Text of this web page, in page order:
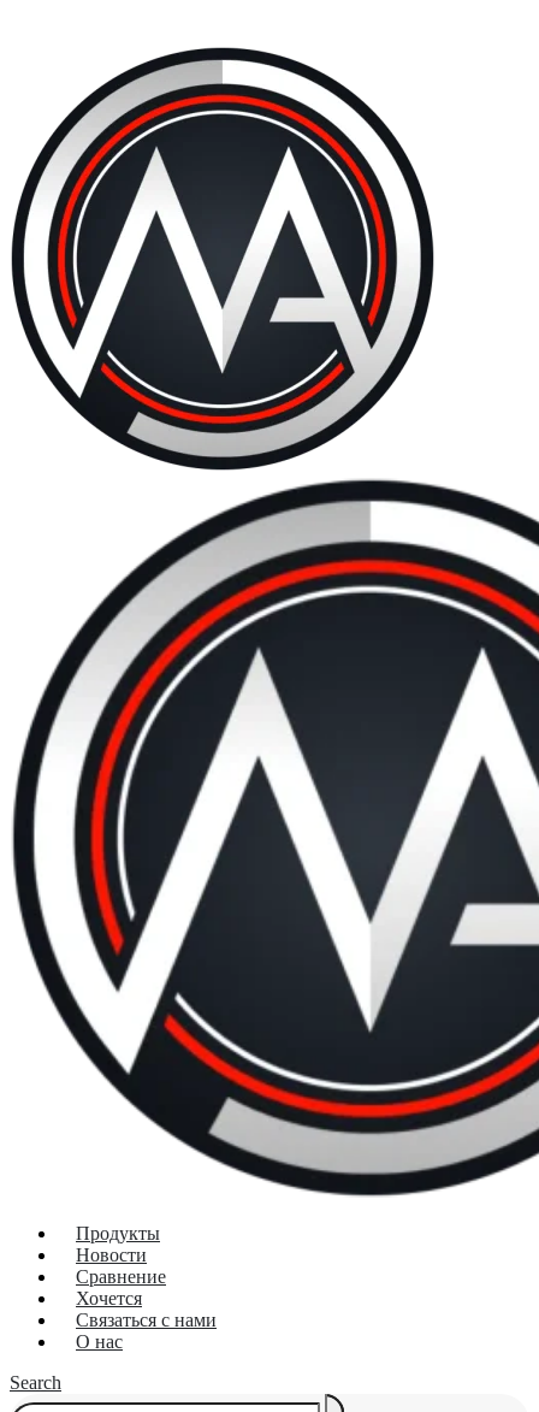
Продукты
Новости
Сравнение
Хочется
Связаться с нами
О нас
Search